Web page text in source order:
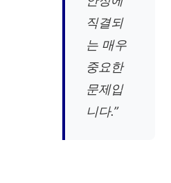
직결되
는 매우
중요한
문제입
니다.”